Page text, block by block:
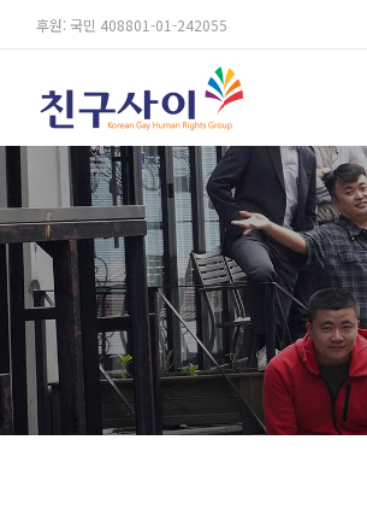
후원: 국민 408801-01-242055